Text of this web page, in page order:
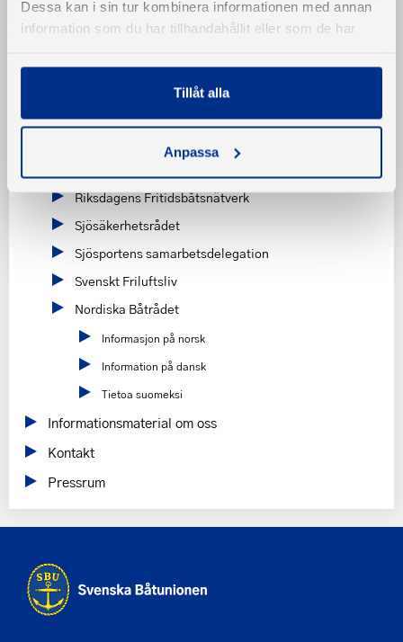
Dessa kan i sin tur kombinera informationen med annan
information som du har tillhandahållit eller som de har
Tillåt alla
Anpassa
Kansli
Riksdagens Fritidsbåtsnätverk
Sjösäkerhetsrådet
Sjösportens samarbetsdelegation
Svenskt Friluftsliv
Nordiska Båtrådet
Informasjon på norsk
Information på dansk
Tietoa suomeksi
Informationsmaterial om oss
Kontakt
Pressrum